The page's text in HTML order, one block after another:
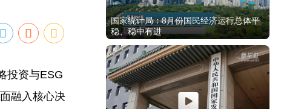
投资与ESG
融入核心决
国家统计局：8月份国民经济运行总体平
稳、稳中有进